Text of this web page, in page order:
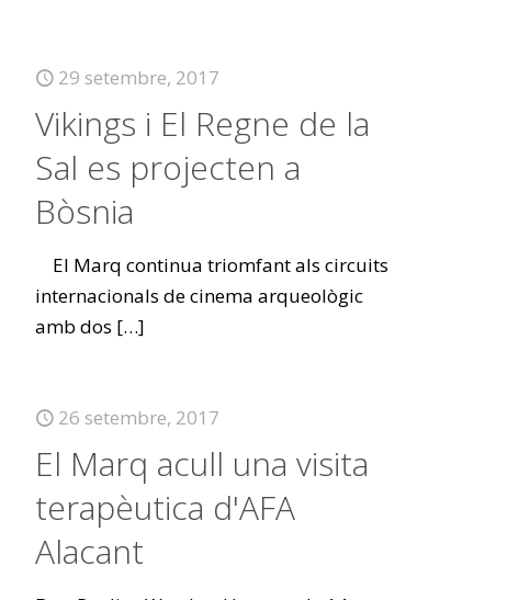
29 setembre, 2017
Vikings i El Regne de la
Sal es projecten a
Bòsnia
El Marq continua triomfant als circuits
internacionals de cinema arqueològic
amb dos […]
26 setembre, 2017
El Marq acull una visita
terapèutica d'AFA
Alacant